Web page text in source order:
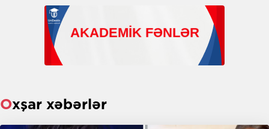
Oxşar xəbərlər